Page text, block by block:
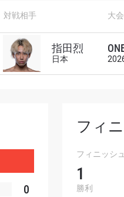
対戦相手 大会
指田烈
日本
0
フィ
フィニッシュ
1
勝利
戦相手
ハイライトを見る
高の席をゲットするた
とにより、お客様は当
使用および開示に同意
でも配信を停止すること